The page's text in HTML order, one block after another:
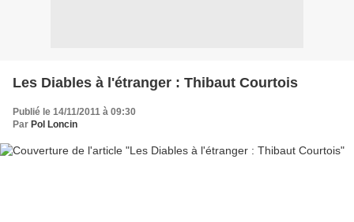
Les Diables à l'étranger : Thibaut Courtois
Publié le 14/11/2011 à 09:30
Par Pol Loncin